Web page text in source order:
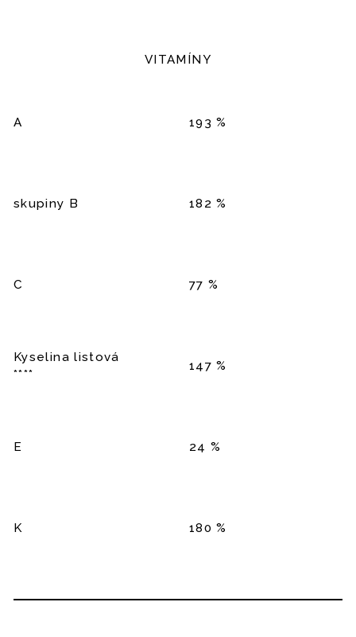
VITAMÍNY
A 193 %
skupiny B 182 %
C 77 %
Kyselina listová
****
147 %
E 24 %
K 180 %